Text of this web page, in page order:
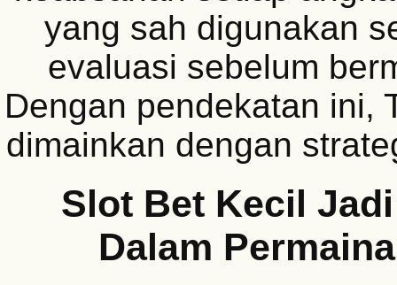
yang sah digunakan
evaluasi sebelum
Dengan pendekatan ini,
dimainkan dengan
Slot Bet Kecil
Dalam